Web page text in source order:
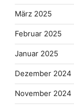
März 2025
Februar 2025
Januar 2025
Dezember 2024
November 2024